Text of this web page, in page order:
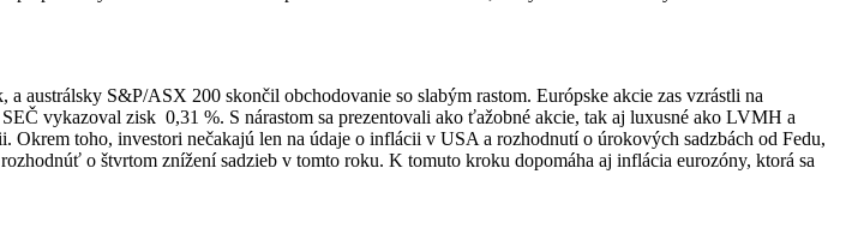
austrálsky S&P/ASX 200 skončil obchodovanie so slabým rastom. Európske akcie zas vzrástli na
vykazoval zisk 0,31 %. S nárastom sa prezentovali ako ťažobné akcie, tak aj luxusné ako LVMH a
toho, investori nečakajú len na údaje o inflácii v USA a rozhodnutí o úrokových sadzbách od Fedu,
o štvrtom znížení sadzieb v tomto roku. K tomuto kroku dopomáha aj inflácia eurozóny, ktorá sa